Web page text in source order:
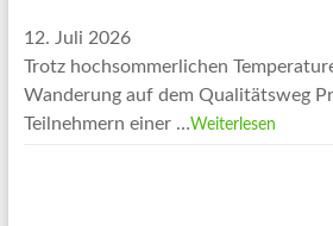
12. Juli 2026
Trotz hochsommerlichen
Wanderung auf dem Qualitätsweg
Teilnehmern einer …Weiterlesen